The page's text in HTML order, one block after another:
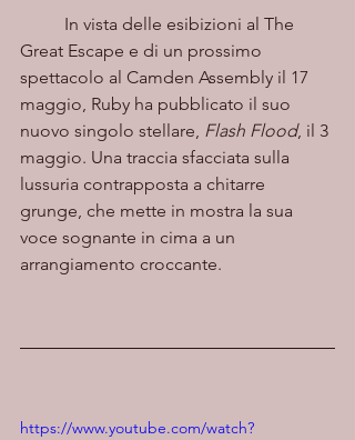
Great Escape e di un prossimo
spettacolo al Camden Assembly il 17
maggio, Ruby ha pubblicato il suo
nuovo singolo stellare, Flash Flood, il 3
maggio. Una traccia sfacciata sulla
lussuria contrapposta a chitarre
grunge, che mette in mostra la sua
voce sognante in cima a un
arrangiamento croccante.
https://www.youtube.com/watch?